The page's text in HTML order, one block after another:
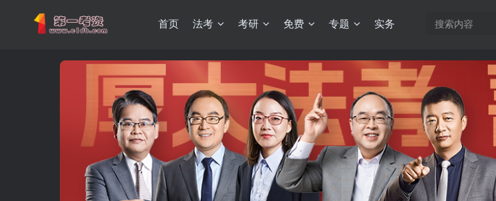
首页 法考 考研 免费 专题 实务